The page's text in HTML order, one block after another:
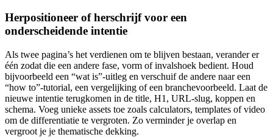
Herpositioneer of herschrijf voor een
onderscheidende intentie
Als twee pagina’s het verdienen om te blijven bestaan, verander er
één zodat die een andere fase, vorm of invalshoek bedient. Houd
bijvoorbeeld een “wat is”-uitleg en verschuif de andere naar een
“how to”-tutorial, een vergelijking of een branchevoorbeeld. Laat de
nieuwe intentie terugkomen in de title, H1, URL-slug, koppen en
schema. Voeg unieke assets toe zoals calculators, templates of video
om de differentiatie te vergroten. Zo verminder je overlap en
vergroot je je thematische dekking.